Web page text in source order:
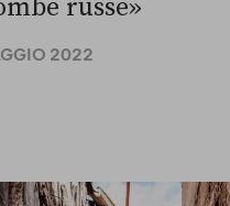
russe»
2022